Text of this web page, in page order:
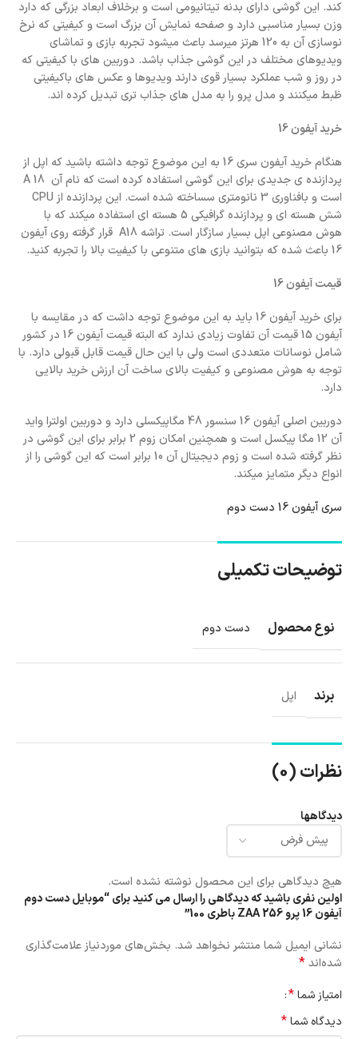
کند. این گوشی دارای بدنه تیتانیومی است و برخلاف ابعاد بزرگی که دارد
وزن بسیار مناسبی دارد و صفحه نمایش آن بزرگ است و کیفیتی که نرخ
نوسازی آن به 120 هرتز میرسد باعث میشود تجربه بازی و تماشای
ویدیوهای مختلف در این گوشی جذاب باشد. دوربین های با کیفیتی که
در روز و شب عملکرد بسیار قوی دارند ویدیوها و عکس های باکیفیتی
ظبط میکنند و مدل پرو را به مدل های جذاب تری تبدیل کرده اند.
خرید آیفون 16
هنگام خرید آیفون سری 16 به این موضوع توجه داشته باشید که اپل از
پردازنده ی جدیدی برای این گوشی استفاده کرده است که نام آن A 18
است و بافناوری 3 نانومتری سساخته شده است. این پردازنده از CPU
شش هسته ای و پردازنده گرافیکی 5 هسته ای استفاده میکند که با
هوش مصنوعی اپل بسیار سازگار است. تراشه A18 قرار گرفته روی آیفون
16 باعث شده که بتوانید بازی های متنوعی با کیفیت بالا را تجربه کنید.
قیمت آیفون16
برای خرید آیفون 16 باید به این موضوع توجه داشت که در مقایسه با
آیفون 15 قیمت آن تفاوت زیادی ندارد که البته قیمت آیفون 16 در کشور
شامل نوسانات متعددی است ولی با این حال قیمت قابل قبولی دارد. با
توجه به هوش مصنوعی و کیفیت بالای ساخت آن ارزش خرید بالایی
دارد.
دوربین اصلی آیفون 16 سنسور 48 مگاپیکسلی دارد و دوربین اولترا واید
آن 12 مگا پیکسل است و همچنین امکان زوم 2 برابر برای این گوشی در
نظر گرفته شده است و زوم دیجیتال آن 10 برابر است که این گوشی را از
انواع دیگر متمایز میکند.
سری آیفون 16 دست دوم
توضیحات تکمیلی
نوع محصول دست دوم
برند اپل
نظرات (0)
دیدگاهها
هیچ دیدگاهی برای این محصول نوشته نشده است.
اولین نفری باشید که دیدگاهی را ارسال می کنید برای “موبایل دست دوم
آیفون 16 پرو 256 ZAA باطری 100”
نشانی ایمیل شما منتشر نخواهد شد. بخش‌های موردنیاز علامت‌گذاری
شده‌اند*
امتیاز شما*
دیدگاه شما*